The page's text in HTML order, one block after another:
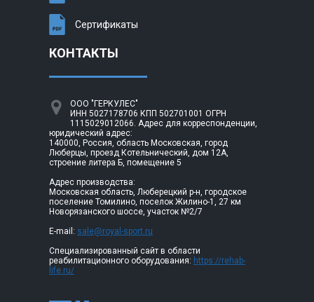
Сертификаты
КОНТАКТЫ
ООО "ГЕРКУЛЕС"
ИНН 5027178706 КПП 502701001 ОГРН
1115029012066. Адрес для корреспонденции,
юридический адрес:
140000, Россия, область Московская, город
Люберцы, проезд Котельнический, дом 12А,
строение литера Б, помещение 5
Адрес производства:
Московская область, Люберецкий р-н, городское
поселение Томилино, поселок Жилино-1, 27 км
Новорязанского шоссе, участок №2/7
E-mail: sale@royal-sport.ru
Специализированный сайт в области
реабилитационного оборудования: https://rehab-
life.ru/